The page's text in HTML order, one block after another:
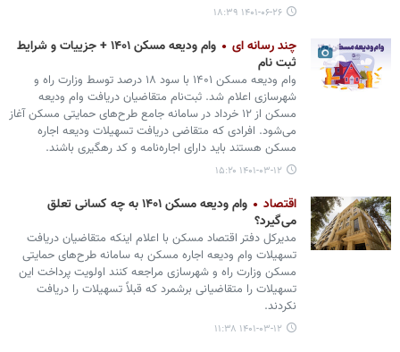
۱۴۰۱-۰۶-۲۶ ۱۸:۳۹
چند رسانه ای
وام ودیعه مسکن ۱۴۰۱ + جزییات و شرایط
ثبت نام
وام ودیعه مسکن ۱۴۰۱ با سود ۱۸ درصد توسط وزارت راه و
شهرسازی اعلام شد. ثبت‌نام متقاضیان دریافت وام ودیعه
مسکن از ۱۲ خرداد در سامانه جامع طرح‌های حمایتی مسکن آغاز
می‌شود. افرادی که متقاضی دریافت تسهیلات ودیعه اجاره
مسکن هستند باید دارای اجاره‌نامه و کد رهگیری باشند.
۱۴۰۱-۰۳-۱۲ ۱۵:۲۰
اقتصاد
وام ودیعه مسکن ۱۴۰۱ به چه کسانی تعلق
می‌گیرد؟
مدیرکل دفتر اقتصاد مسکن با اعلام اینکه متقاضیان دریافت
تسهیلات وام ودیعه اجاره مسکن به سامانه طرح‌های حمایتی
مسکن وزارت راه و شهرسازی مراجعه کنند اولویت پرداخت این
تسهیلات را متقاضیانی برشمرد که قبلاً تسهیلات را دریافت
نکردند.
۱۴۰۱-۰۳-۱۲ ۱۱:۳۸